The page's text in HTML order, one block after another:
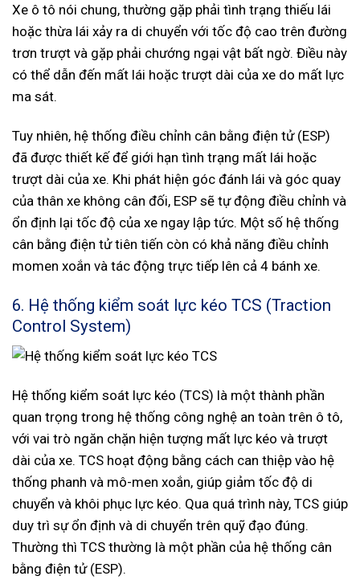
Xe ô tô nói chung, thường gặp phải tình trạng thiếu lái
hoặc thừa lái xảy ra di chuyển với tốc độ cao trên đường
trơn trượt và gặp phải chướng ngại vật bất ngờ. Điều này
có thể dẫn đến mất lái hoặc trượt dài của xe do mất lực
ma sát.
Tuy nhiên, hệ thống điều chỉnh cân bằng điện tử (ESP)
đã được thiết kế để giới hạn tình trạng mất lái hoặc
trượt dài của xe. Khi phát hiện góc đánh lái và góc quay
của thân xe không cân đối, ESP sẽ tự động điều chỉnh và
ổn định lại tốc độ của xe ngay lập tức. Một số hệ thống
cân bằng điện tử tiên tiến còn có khả năng điều chỉnh
momen xoắn và tác động trực tiếp lên cả 4 bánh xe.
6. Hệ thống kiểm soát lực kéo TCS (Traction
Control System)
Hệ thống kiểm soát lực kéo (TCS) là một thành phần
quan trọng trong hệ thống công nghệ an toàn trên ô tô,
với vai trò ngăn chặn hiện tượng mất lực kéo và trượt
dài của xe. TCS hoạt động bằng cách can thiệp vào hệ
thống phanh và mô-men xoắn, giúp giảm tốc độ di
chuyển và khôi phục lực kéo. Qua quá trình này, TCS giúp
duy trì sự ổn định và di chuyển trên quỹ đạo đúng.
Thường thì TCS thường là một phần của hệ thống cân
bằng điện tử (ESP).